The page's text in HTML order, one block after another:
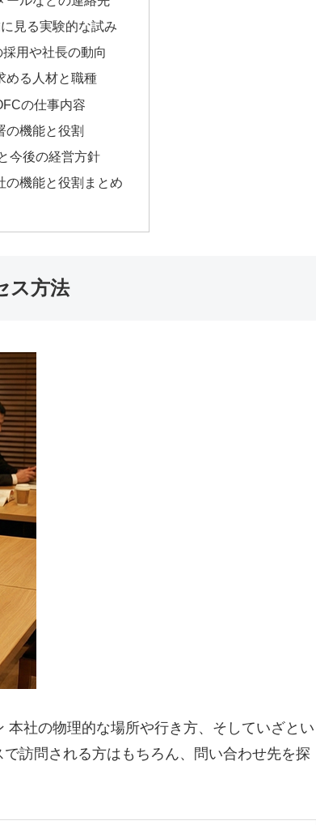
見る実験的な試み
用や社長の動向
める人材と職種
の仕事内容
の機能と役割
今後の経営方針
の機能と役割まとめ
ス方法
社の物理的な場所や行き方、そしていざとい
訪問される方はもちろん、問い合わせ先を探